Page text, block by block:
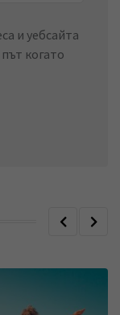
и уебсайта
когато